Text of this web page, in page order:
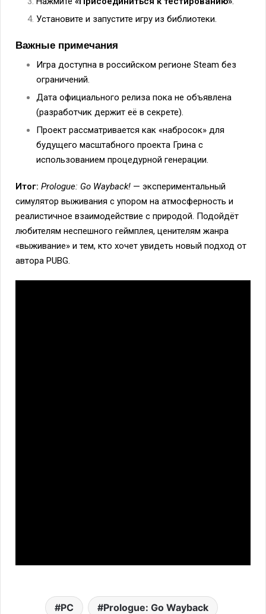
Установите и запустите игру из библиотеки.
Важные примечания
Игра доступна в российском регионе Steam без
ограничений.
Дата официального релиза пока не объявлена
(разработчик держит её в секрете).
Проект рассматривается как «набросок» для
будущего масштабного проекта Грина с
использованием процедурной генерации.
Итог: Prologue: Go Wayback! — экспериментальный
симулятор выживания с упором на атмосферность и
реалистичное взаимодействие с природой. Подойдёт
любителям неспешного геймплея, ценителям жанра
«выживание» и тем, кто хочет увидеть новый подход от
автора PUBG.
PC Prologue: Go Wayback